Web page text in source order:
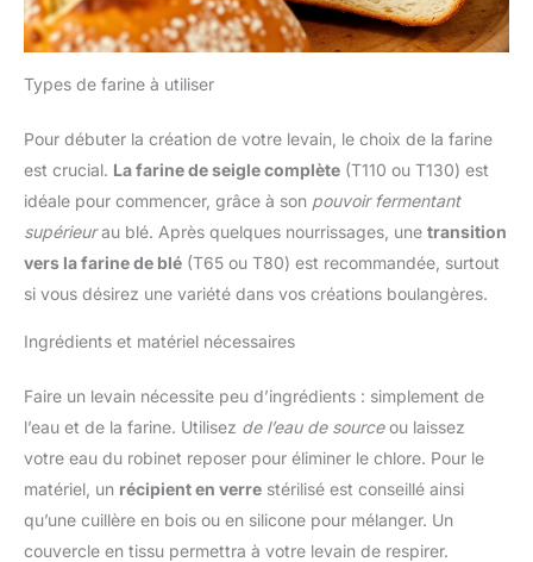
Types de farine à utiliser
Pour débuter la création de votre levain, le choix de la farine
est crucial. La farine de seigle complète (T110 ou T130) est
idéale pour commencer, grâce à son pouvoir fermentant
supérieurau blé. Après quelques nourrissages, une transition
vers la farine de blé (T65 ou T80) est recommandée, surtout
si vous désirez une variété dans vos créations boulangères.
Ingrédients et matériel nécessaires
Faire un levain nécessite peu d’ingrédients : simplement de
l’eau et de la farine. Utilisez de l’eau de sourceou laissez
votre eau du robinet reposer pour éliminer le chlore. Pour le
matériel, un récipient en verre stérilisé est conseillé ainsi
qu’une cuillère en bois ou en silicone pour mélanger. Un
couvercle en tissu permettra à votre levain de respirer.